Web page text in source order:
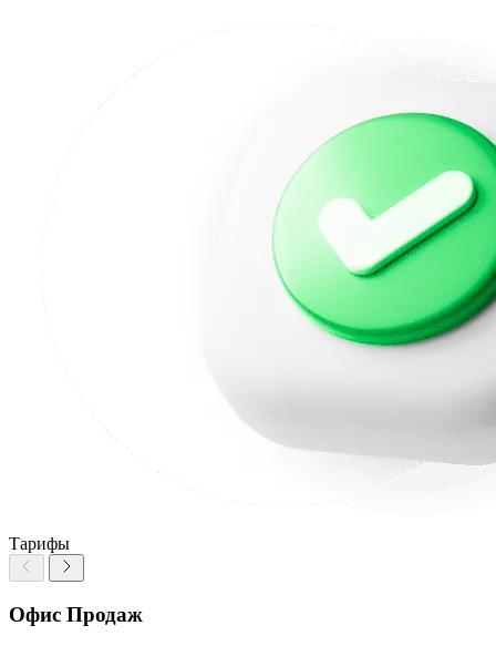
Тарифы
Офис Продаж